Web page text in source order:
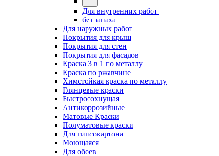
Для внутренних работ
без запаха
Для наружных работ
Покрытия для крыш
Покрытия для стен
Покрытия для фасадов
Краска 3 в 1 по металлу
Краска по ржавчине
Химстойкая краска по металлу
Глянцевые краски
Быстросохнущая
Антикоррозийные
Матовые Краски
Полуматовые краски
Для гипсокартона
Моющаяся
Для обоев